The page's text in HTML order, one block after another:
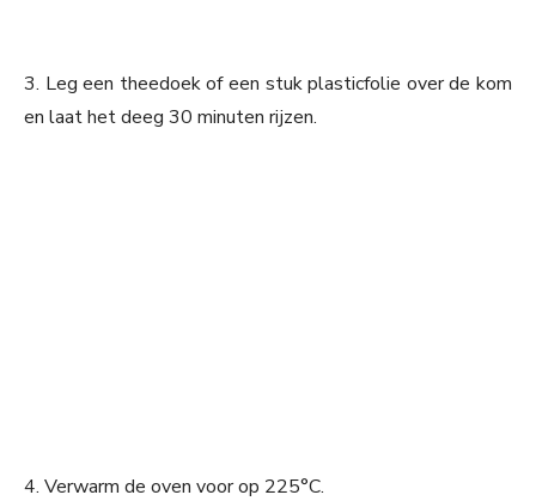
3. Leg een theedoek of een stuk plasticfolie over de kom
en laat het deeg 30 minuten rijzen.
4. Verwarm de oven voor op 225°C.